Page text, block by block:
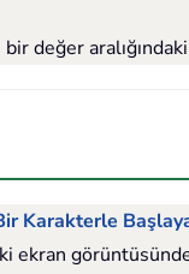
değer
Karakterle
ekran